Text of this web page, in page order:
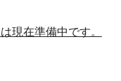
現在準備中です。